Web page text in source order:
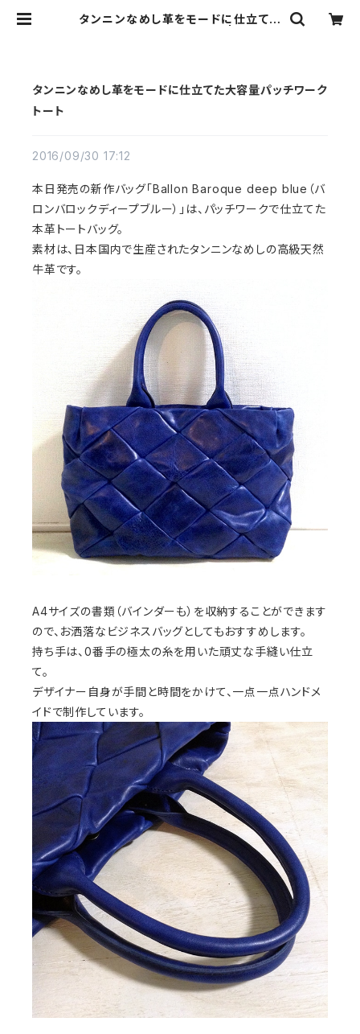
タンニンなめし革をモードに仕立てた
タンニンなめし革をモードに仕立てた大容量パッチワーク
トート
2016/09/30 17:12
本日発売の新作バッグ「Ballon Baroque deep blue（バ
ロンバロックディープブルー）」は、パッチワークで仕立てた
本革トートバッグ。
素材は、日本国内で生産されたタンニンなめしの高級天然
牛革です。
A4サイズの書類（バインダーも）を収納することができます
ので、お洒落なビジネスバッグとしてもおすすめします。
持ち手は、0番手の極太の糸を用いた頑丈な手縫い仕立
て。
デザイナー自身が手間と時間をかけて、一点一点ハンドメ
イドで制作しています。